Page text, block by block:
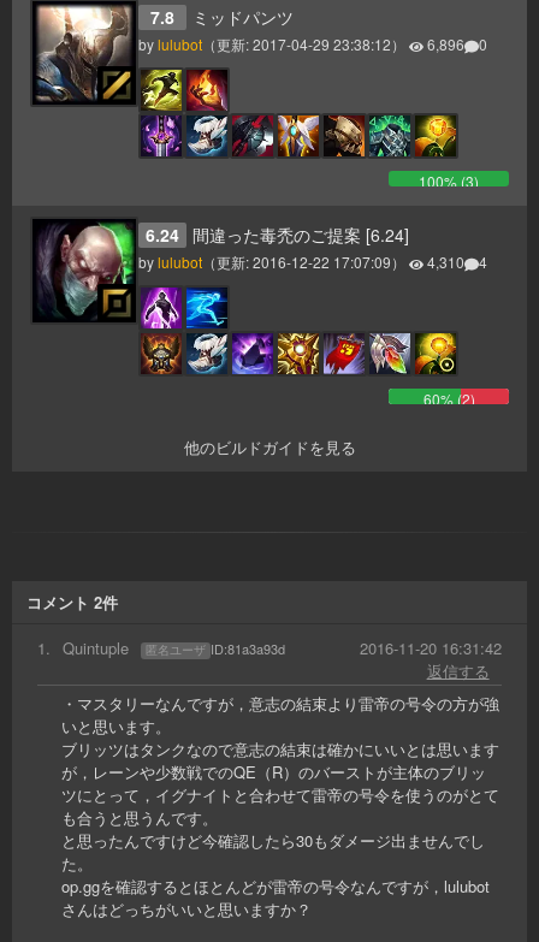
7.8 ミッドパンツ
bylulubot （更新:2017-04-29 23:38:12） 6,896 0
100% (3)
6.24 間違った毒禿のご提案 [6.24]
bylulubot （更新:2016-12-22 17:07:09） 4,310 4
60% (2)
他のビルドガイドを見る
コメント 2件
1. Quintuple 匿名ユーザ ID:81a3a93d
2016-11-20 16:31:42
返信する
・マスタリーなんですが，意志の結束より雷帝の号令の方が強
いと思います。
ブリッツはタンクなので意志の結束は確かにいいとは思います
が，レーンや少数戦でのQE（R）のバーストが主体のブリッ
ツにとって，イグナイトと合わせて雷帝の号令を使うのがとて
も合うと思うんです。
と思ったんですけど今確認したら30もダメージ出ませんでし
た。
op.ggを確認するとほとんどが雷帝の号令なんですが，lulubot
さんはどっちがいいと思いますか？